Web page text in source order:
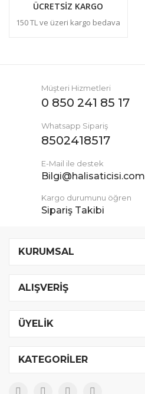
ÜCRETSİZ KARGO
150 TL ve üzeri kargo bedava
Müşteri Hizmetleri
0 850 241 85 17
Whatsapp Sipariş
8502418517
E-Mail ile destek
Bilgi@halisaticisi.com
Kargo durumunu öğren
Sipariş Takibi
KURUMSAL
ALIŞVERİŞ
ÜYELİK
KATEGORİLER